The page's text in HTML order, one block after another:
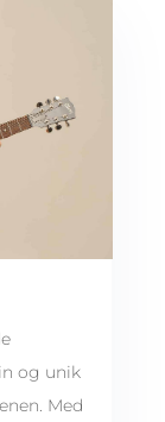
og unik
Med